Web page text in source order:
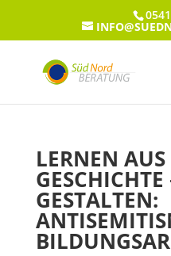
LERNEN AUS
GESTALTEN: